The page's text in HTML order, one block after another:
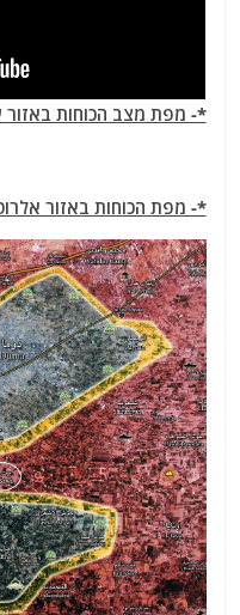
*- מפת מצב הכוחות באזור
*- מפת הכוחות באזור